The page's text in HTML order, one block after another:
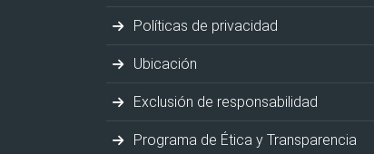
Políticas de privacidad
Ubicación
Exclusión de responsabilidad
Programa de Ética y Transparencia